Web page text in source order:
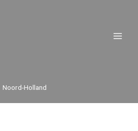
Noord-Holland